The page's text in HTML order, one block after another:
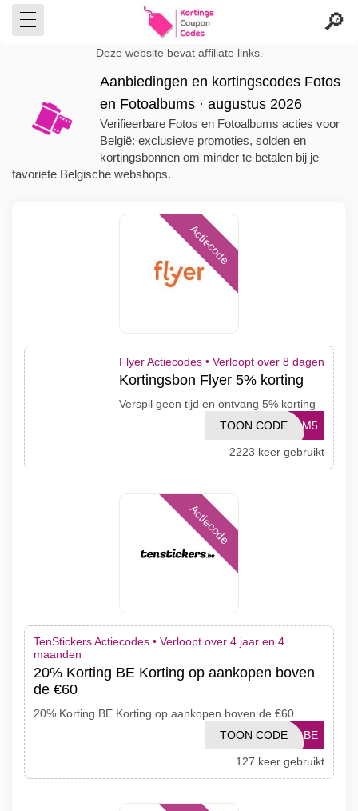
Deze website bevat affiliate links.
Aanbiedingen en kortingscodes Fotos
en Fotoalbums · augustus 2026
Verifieerbare Fotos en Fotoalbums acties voor
België: exclusieve promoties, solden en
kortingsbonnen om minder te betalen bij je
favoriete Belgische webshops.
Actiecode
Flyer Actiecodes • Verloopt over 8 dagen
Kortingsbon Flyer 5% korting
Verspil geen tijd en ontvang 5% korting
KOM5
TOON CODE
2223 keer gebruikt
Actiecode
TenStickers Actiecodes • Verloopt over 4 jaar en 4
maanden
20% Korting BE Korting op aankopen boven
de €60
20% Korting BE Korting op aankopen boven de €60
NGBE
TOON CODE
127 keer gebruikt